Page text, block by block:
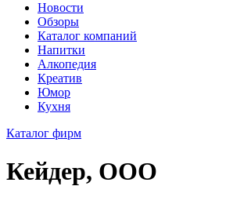
Новости
Обзоры
Каталог компаний
Напитки
Алкопедия
Креатив
Юмор
Кухня
Каталог фирм
Кейдер, ООО